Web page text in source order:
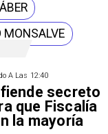
A Las 12:40
secreto
que Fiscalía
la mayoría
MONSALVE